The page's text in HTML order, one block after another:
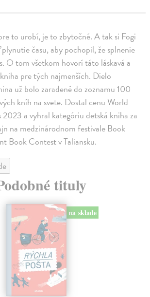
to urobí, je to zbytočné. A tak si Fogi
času, aby pochopil, že splnenie
O tom všetkom hovorí táto láskavá a
pre tých najmenších. Dielo
už bolo zaradené do zoznamu 100
kníh na svete. Dostal cenu World
a vyhral kategóriu detská kniha za
na medzinárodnom festivale Book
Book Contest v Taliansku.
tituly
na sklade